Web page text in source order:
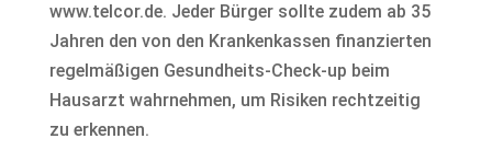
www.telcor.de. Jeder Bürger sollte zudem ab 35
Jahren den von den Krankenkassen finanzierten
regelmäßigen Gesundheits-Check-up beim
Hausarzt wahrnehmen, um Risiken rechtzeitig
zu erkennen.